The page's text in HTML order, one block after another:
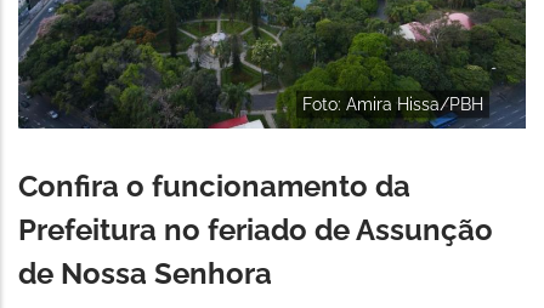
Foto: Amira Hissa/PBH
Confira o funcionamento da
Prefeitura no feriado de Assunção
de Nossa Senhora